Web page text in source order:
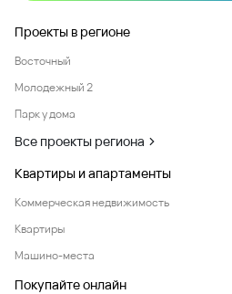
Проекты в регионе
Восточный
Молодежный 2
Парк у дома
Все проекты региона
Квартиры и апартаменты
Коммерческая недвижимость
Квартиры
Машино-места
Покупайте онлайн